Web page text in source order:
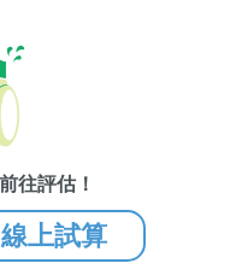
往評估！
線上試算